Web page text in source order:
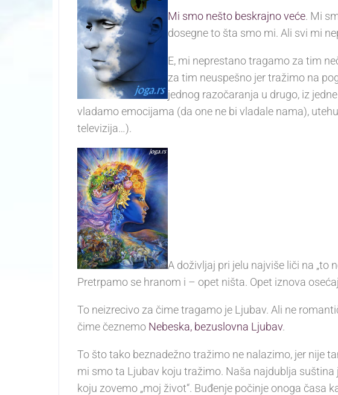
Mi smo nešto beskrajno veće. Mi
dosegne to šta smo mi. Ali svi mi
E, mi neprestano tragamo za tim
za tim neuspešno jer tražimo na
jednog razočaranja u drugo, iz
vladamo emocijama (da one ne bi vladale nama),
televizija…).
A doživljaj pri jelu najviše liči na „to
Pretrpamo se hranom i – opet ništa. Opet iznova
To neizrecivo za čime tragamo je Ljubav. Ali ne
čime čeznemo Nebeska, bezuslovna Ljubav.
To što tako beznadežno tražimo ne nalazimo, jer nije
mi smo ta Ljubav koju tražimo. Naša najdublja
koju zovemo „moj život“. Buđenje počinje onoga